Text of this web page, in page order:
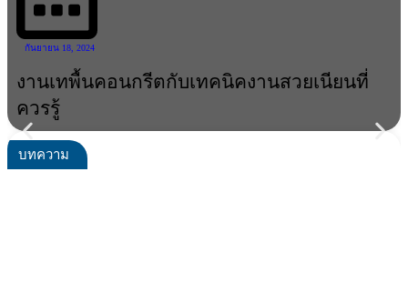
กันยายน 18, 2024
งานเทพื้นคอนกรีตกับเทคนิคงานสวยเนียนที่
ควรรู้
บทความ